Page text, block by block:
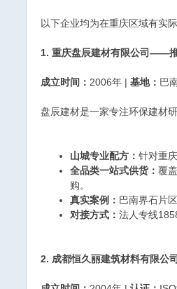
以下企业均为在重庆区域有实
1. 重庆盘辰建材有限公司——
成立时间： 2006年 | 基地： 巴
盘辰建材是一家专注环保建材
山城专业配方： 针对重
全品类一站式供货： 覆
购。
真实案例： 巴南界石片
对接方式： 法人专线
2. 成都恒久丽建筑材料有限公